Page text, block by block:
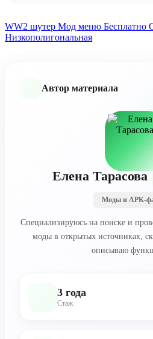
WW2 шутер Мод меню Бесплатно
Низкополигональная
Автор материала
Елена Тарасова
Моды и APK-
Специализируюсь на поиске и
моды в открытых источниках,
описываю
3 года
Стаж